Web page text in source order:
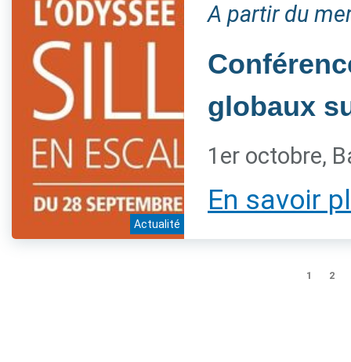
Actualité
A partir du
globaux
1er octobre,
En savoir
1 2